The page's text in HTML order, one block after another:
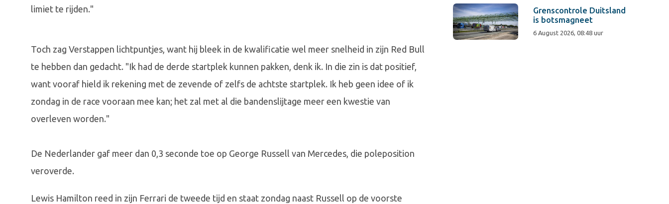
limiet te rijden."
Toch zag Verstappen lichtpuntjes, want hij bleek in de kwalificatie wel meer snelheid in zijn Red Bull
te hebben dan gedacht. "Ik had de derde startplek kunnen pakken, denk ik. In die zin is dat positief,
want vooraf hield ik rekening met de zevende of zelfs de achtste startplek. Ik heb geen idee of ik
zondag in de race vooraan mee kan; het zal met al die bandenslijtage meer een kwestie van
overleven worden."
De Nederlander gaf meer dan 0,3 seconde toe op George Russell van Mercedes, die poleposition
veroverde.
Lewis Hamilton reed in zijn Ferrari de tweede tijd en staat zondag naast Russell op de voorste
Grenscontrole Duitsland
is botsmagneet
6 August 2026, 08:48 uur